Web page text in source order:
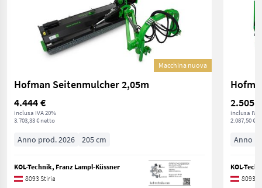
Macchina nuova
Hofman Seitenmulcher 2,05m
4.444 €
inclusa IVA 20%
3.703,33 € netto
Anno prod. 2026 205 cm
KOL-Technik, Franz Lampl-Küssner
8093 Stiria
2.505 €
inclusa IVA
2.087,50 €
Anno
KOL-
8093